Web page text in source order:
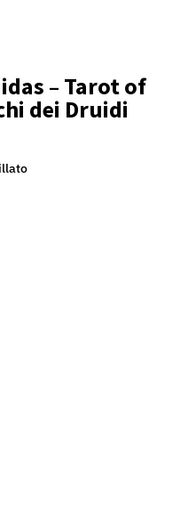
– Tarot of
dei Druidi